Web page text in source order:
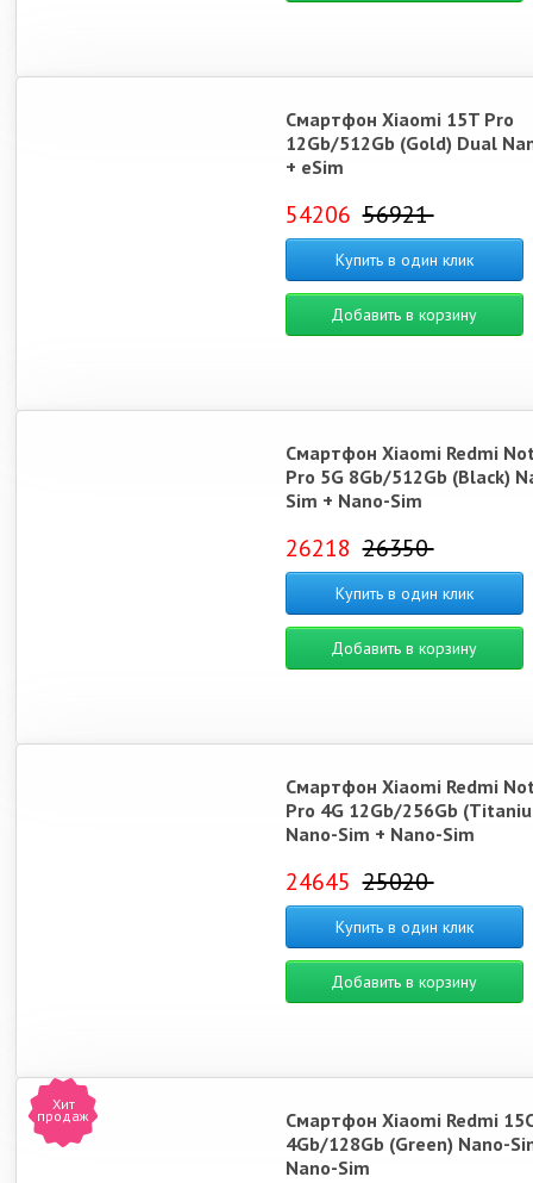
Смартфон Xiaomi 15T Pro
12Gb/512Gb (Gold) Dual
+ eSim
54206 56921
Купить в один клик
Добавить в корзину
Смартфон Xiaomi Redmi
Pro 5G 8Gb/512Gb (Black)
Sim + Nano-Sim
26218 26350
Купить в один клик
Добавить в корзину
Смартфон Xiaomi Redmi
Pro 4G 12Gb/256Gb
Nano-Sim + Nano-Sim
24645 25020
Купить в один клик
Добавить в корзину
Хит
продаж
Смартфон Xiaomi Redmi 15C
4Gb/128Gb (Green) Nano-
Nano-Sim